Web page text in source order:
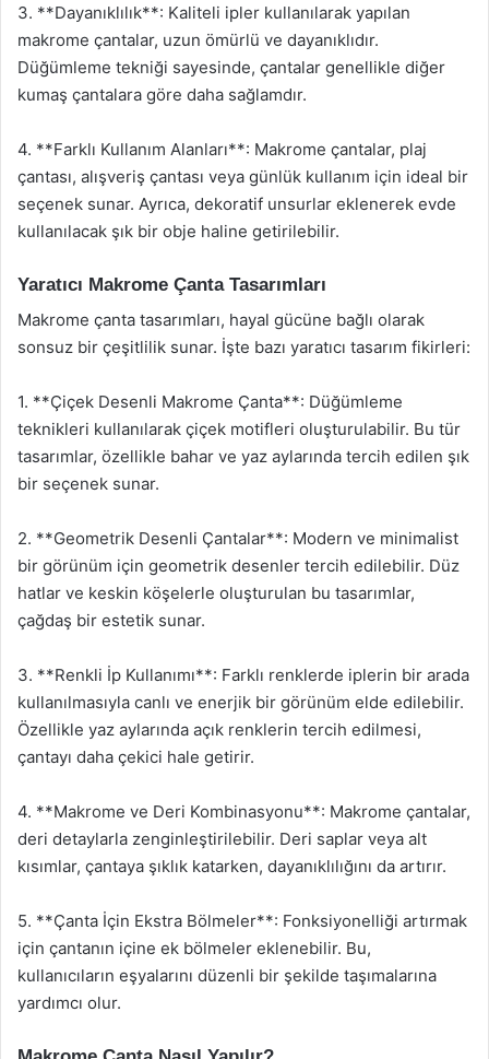
3. **Dayanıklılık**: Kaliteli ipler kullanılarak yapılan
makrome çantalar, uzun ömürlü ve dayanıklıdır.
Düğümleme tekniği sayesinde, çantalar genellikle diğer
kumaş çantalara göre daha sağlamdır.
4. **Farklı Kullanım Alanları**: Makrome çantalar, plaj
çantası, alışveriş çantası veya günlük kullanım için ideal bir
seçenek sunar. Ayrıca, dekoratif unsurlar eklenerek evde
kullanılacak şık bir obje haline getirilebilir.
Yaratıcı Makrome Çanta Tasarımları
Makrome çanta tasarımları, hayal gücüne bağlı olarak
sonsuz bir çeşitlilik sunar. İşte bazı yaratıcı tasarım fikirleri:
1. **Çiçek Desenli Makrome Çanta**: Düğümleme
teknikleri kullanılarak çiçek motifleri oluşturulabilir. Bu tür
tasarımlar, özellikle bahar ve yaz aylarında tercih edilen şık
bir seçenek sunar.
2. **Geometrik Desenli Çantalar**: Modern ve minimalist
bir görünüm için geometrik desenler tercih edilebilir. Düz
hatlar ve keskin köşelerle oluşturulan bu tasarımlar,
çağdaş bir estetik sunar.
3. **Renkli İp Kullanımı**: Farklı renklerde iplerin bir arada
kullanılmasıyla canlı ve enerjik bir görünüm elde edilebilir.
Özellikle yaz aylarında açık renklerin tercih edilmesi,
çantayı daha çekici hale getirir.
4. **Makrome ve Deri Kombinasyonu**: Makrome çantalar,
deri detaylarla zenginleştirilebilir. Deri saplar veya alt
kısımlar, çantaya şıklık katarken, dayanıklılığını da artırır.
5. **Çanta İçin Ekstra Bölmeler**: Fonksiyonelliği artırmak
için çantanın içine ek bölmeler eklenebilir. Bu,
kullanıcıların eşyalarını düzenli bir şekilde taşımalarına
yardımcı olur.